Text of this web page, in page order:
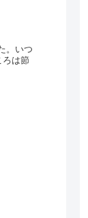
。いつ
ろは節